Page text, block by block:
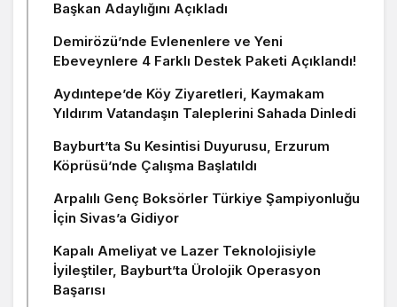
Başkan Adaylığını Açıkladı
Demirözü’nde Evlenenlere ve Yeni
Ebeveynlere 4 Farklı Destek Paketi Açıklandı!
Aydıntepe’de Köy Ziyaretleri, Kaymakam
Yıldırım Vatandaşın Taleplerini Sahada Dinledi
Bayburt’ta Su Kesintisi Duyurusu, Erzurum
Köprüsü’nde Çalışma Başlatıldı
Arpalılı Genç Boksörler Türkiye Şampiyonluğu
İçin Sivas’a Gidiyor
Kapalı Ameliyat ve Lazer Teknolojisiyle
İyileştiler, Bayburt’ta Ürolojik Operasyon
Başarısı